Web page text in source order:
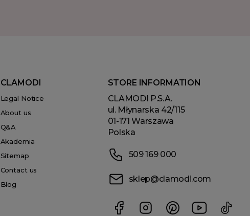
CLAMODI
Legal Notice
About us
Q&A
Akademia
Sitemap
Contact us
Blog
STORE INFORMATION
CLAMODI P.S.A.
ul. Młynarska 42/115
01-171 Warszawa
Polska
509 169 000
sklep@clamodi.com